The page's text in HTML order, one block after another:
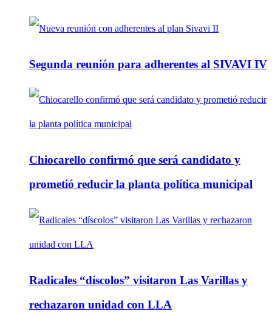
Segunda reunión para adherentes al SIVAVI IV
Chiocarello confirmó que será candidato y
prometió reducir la planta política municipal
Radicales “díscolos” visitaron Las Varillas y
rechazaron unidad con LLA